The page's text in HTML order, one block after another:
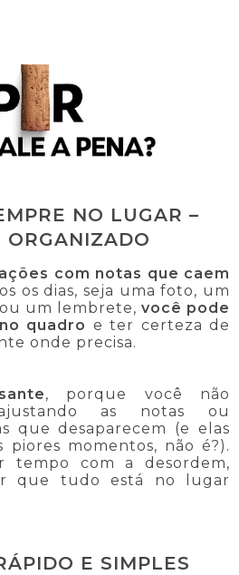
NO LUGAR –
ORGANIZADO
com notas que caem
os dias, seja uma foto, um
um lembrete, você pode
quadro e ter certeza de
onde precisa.
, porque você não
as notas ou
que desaparecem (e elas
piores momentos, não é?).
tempo com a desordem,
que tudo está no lugar
E SIMPLES